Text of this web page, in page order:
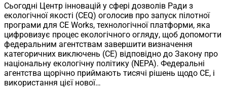
Сьогодні Центр інновацій у сфері дозволів Ради з
екологічної якості (CEQ) оголосив про запуск пілотної
програми для CE Works, технологічної платформи, яка
цифровизує процес екологічного огляду, щоб допомогти
федеральним агентствам завершити визначення
категоричних виключень (CE) відповідно до Закону про
національну екологічну політику (NEPA). Федеральні
агентства щорічно приймають тисячі рішень щодо CE, і
використання цієї нової…